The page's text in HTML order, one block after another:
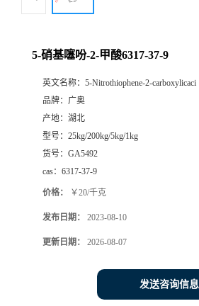
5-硝基噻吩-2-甲酸6317-37-9
英文名称： 5-Nitrothiophene-2-carboxylicaci
品牌： 广奥
产地： 湖北
型号： 25kg/200kg/5kg/1kg
货号： GA5492
cas： 6317-37-9
价格： ￥20/千克
发布日期： 2023-08-10
更新日期： 2026-08-07
发送咨询信息